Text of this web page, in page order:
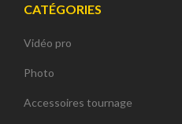
CATÉGORIES
Vidéo pro
Photo
Accessoires tournage